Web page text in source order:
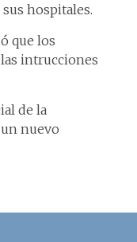
hospitales.
que los
intrucciones
de la
nuevo